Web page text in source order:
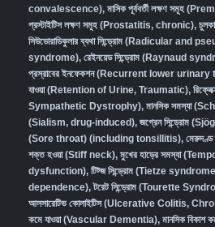
convalescence), মাসিক পূর্ববর্তী লক্ষণ সমূহ
প্রস্টাইটিস লক্ষণ সমূহ (Prostatitis, chronic),
সিউডোরাডিকুলার ব্যথা সিন্ড্রোম (Radicular and
syndrome), রেইনয়েড সিন্ড্রোম (Raynaud
প্রস্রাবের ইনফেকশন (Recurrent lower
যাওয়া (Retention of Urine, Traumatic),
Sympathetic Dystrophy), মানসিক সমস্যা
(Sialism, drug-induced), জগ্রেন সিন্ড্রোম
(Sore throat) (including tonsillitis),
শক্ত হওয়া (Stiff neck), মুখের হাড়ের সমস্যা
dysfunction), টিট্জ সিন্ড্রোম (Tietze
dependence),টরেট সিন্ড্রোম (Tourette
আলসারেটিভ কোলাইটিস (Ulcerative Colitis,
কমে যাওয়া (Vascular Dementia), মানসিক